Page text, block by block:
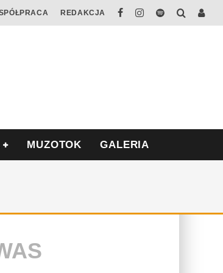
REDAKCJA
MUZOTOK GALERIA